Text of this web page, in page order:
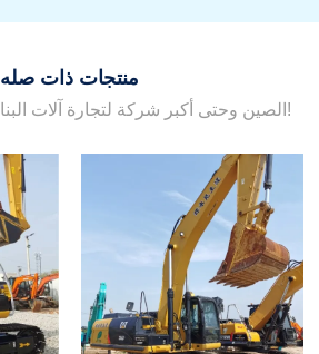
منتجات ذات صله
الصين وحتى أكبر شركة لتجارة آلات البناء المستعملة في آسيا!